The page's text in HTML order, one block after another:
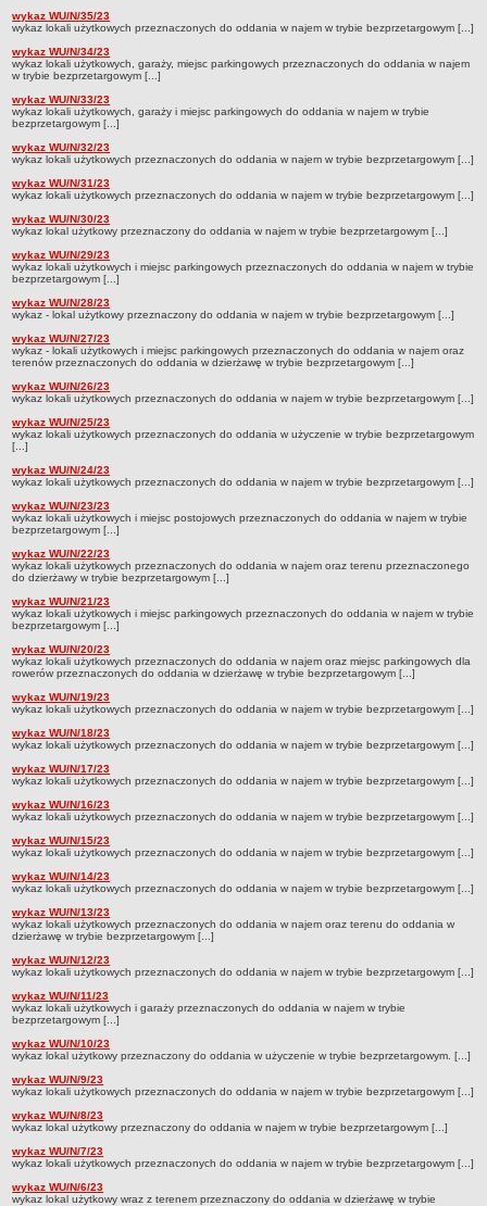
BOK-i
ZAMÓWIENIA PUBLICZNE
Profil nabywcy
Zamówienia bez procedury PZP - platforma elektroniczna
Zamówienia zgodne z procedurą PZP - platforma elektroniczna
Archiwalne - Zamówiena zgodne z procedurą PZP
Archiwalne - Zamówienia zgodne z procedurą PZP sprzed
01.03.2016
Archiwalne - Zamówienia bez procedury PZP - do 12.04.2019
PRZETARGI NA LOKALE UŻYTKOWE
WYKAZY LOKALI UŻYTKOWYCH
Lista lokali użytkowych do zagospodarowania
Tryb przetargowy
Tryb bezprzetargowy
DZIERŻAWA TERENU
Wykaz terenów do dzierżawy
Ogłoszenia o przetargu na dzierżawę terenu
PROWADZONE REJESTRY, EWIDENCJE ORAZ ZASADY UDOSTĘPNIANIA DANYCH
W NICH ZAWARTYCH
Centralny Rejestr Umów
Plan postępowań o udzielenie zamówień
KONTROLE
INFORMACJA PUBLICZNA
Dostęp do informacji nieudostępnionej w BIP
Ponowne wykorzystanie informacji publicznej
Rejestr wniosków o udostepnienie informacji publicznej
Wyniki naboru
Aktualne ogłoszenia
PETYCJE
WYKAZY LOKALI MIESZKALNYCH
wykaz WU/N/35/23
wykaz lokali użytkowych przeznaczonych do oddania w najem w trybie bezprzetargowym [...]
wykaz WU/N/34/23
wykaz lokali użytkowych, garaży, miejsc parkingowych przeznaczonych do oddania w najem
w trybie bezprzetargowym [...]
wykaz WU/N/33/23
wykaz lokali użytkowych, garaży i miejsc parkingowych do oddania w najem w trybie
bezprzetargowym [...]
wykaz WU/N/32/23
wykaz lokali użytkowych przeznaczonych do oddania w najem w trybie bezprzetargowym [...]
wykaz WU/N/31/23
wykaz lokali użytkowych przeznaczonych do oddania w najem w trybie bezprzetargowym [...]
wykaz WU/N/30/23
wykaz lokal użytkowy przeznaczony do oddania w najem w trybie bezprzetargowym [...]
wykaz WU/N/29/23
wykaz lokali użytkowych i miejsc parkingowych przeznaczonych do oddania w najem w trybie
bezprzetargowym [...]
wykaz WU/N/28/23
wykaz - lokal użytkowy przeznaczony do oddania w najem w trybie bezprzetargowym [...]
wykaz WU/N/27/23
wykaz - lokali użytkowych i miejsc parkingowych przeznaczonych do oddania w najem oraz
terenów przeznaczonych do oddania w dzierżawę w trybie bezprzetargowym [...]
wykaz WU/N/26/23
wykaz lokali użytkowych przeznaczonych do oddania w najem w trybie bezprzetargowym [...]
wykaz WU/N/25/23
wykaz lokali użytkowych przeznaczonych do oddania w użyczenie w trybie bezprzetargowym
[...]
wykaz WU/N/24/23
wykaz lokali użytkowych przeznaczonych do oddania w najem w trybie bezprzetargowym [...]
wykaz WU/N/23/23
wykaz lokali użytkowych i miejsc postojowych przeznaczonych do oddania w najem w trybie
bezprzetargowym [...]
wykaz WU/N/22/23
wykaz lokali użytkowych przeznaczonych do oddania w najem oraz terenu przeznaczonego
do dzierżawy w trybie bezprzetargowym [...]
wykaz WU/N/21/23
wykaz lokali użytkowych i miejsc parkingowych przeznaczonych do oddania w najem w trybie
bezprzetargowym [...]
wykaz WU/N/20/23
wykaz lokali użytkowych przeznaczonych do oddania w najem oraz miejsc parkingowych dla
rowerów przeznaczonych do oddania w dzierżawę w trybie bezprzetargowym [...]
wykaz WU/N/19/23
wykaz lokali użytkowych przeznaczonych do oddania w najem w trybie bezprzetargowym [...]
wykaz WU/N/18/23
wykaz lokali użytkowych przeznaczonych do oddania w najem w trybie bezprzetargowym [...]
wykaz WU/N/17/23
wykaz lokali użytkowych przeznaczonych do oddania w najem w trybie bezprzetargowym [...]
wykaz WU/N/16/23
wykaz lokali użytkowych przeznaczonych do oddania w najem w trybie bezprzetargowym [...]
wykaz WU/N/15/23
wykaz lokali użytkowych przeznaczonych do oddania w najem w trybie bezprzetargowym [...]
wykaz WU/N/14/23
wykaz lokali użytkowych przeznaczonych do oddania w najem w trybie bezprzetargowym [...]
wykaz WU/N/13/23
wykaz lokali użytkowych przeznaczonych do oddania w najem oraz terenu do oddania w
dzierżawę w trybie bezprzetargowym [...]
wykaz WU/N/12/23
wykaz lokali użytkowych przeznaczonych do oddania w najem w trybie bezprzetargowym [...]
wykaz WU/N/11/23
wykaz lokali użytkowych i garaży przeznaczonych do oddania w najem w trybie
bezprzetargowym [...]
wykaz WU/N/10/23
wykaz lokal użytkowy przeznaczony do oddania w użyczenie w trybie bezprzetargowym. [...]
wykaz WU/N/9/23
wykaz lokali użytkowych przeznaczonych do oddania w najem w trybie bezprzetargowym [...]
wykaz WU/N/8/23
wykaz lokal użytkowy przeznaczony do oddania w najem w trybie bezprzetargowym [...]
wykaz WU/N/7/23
wykaz lokali użytkowych przeznaczonych do oddania w najem w trybie bezprzetargowym [...]
wykaz WU/N/6/23
wykaz lokal użytkowy wraz z terenem przeznaczony do oddania w dzierżawę w trybie